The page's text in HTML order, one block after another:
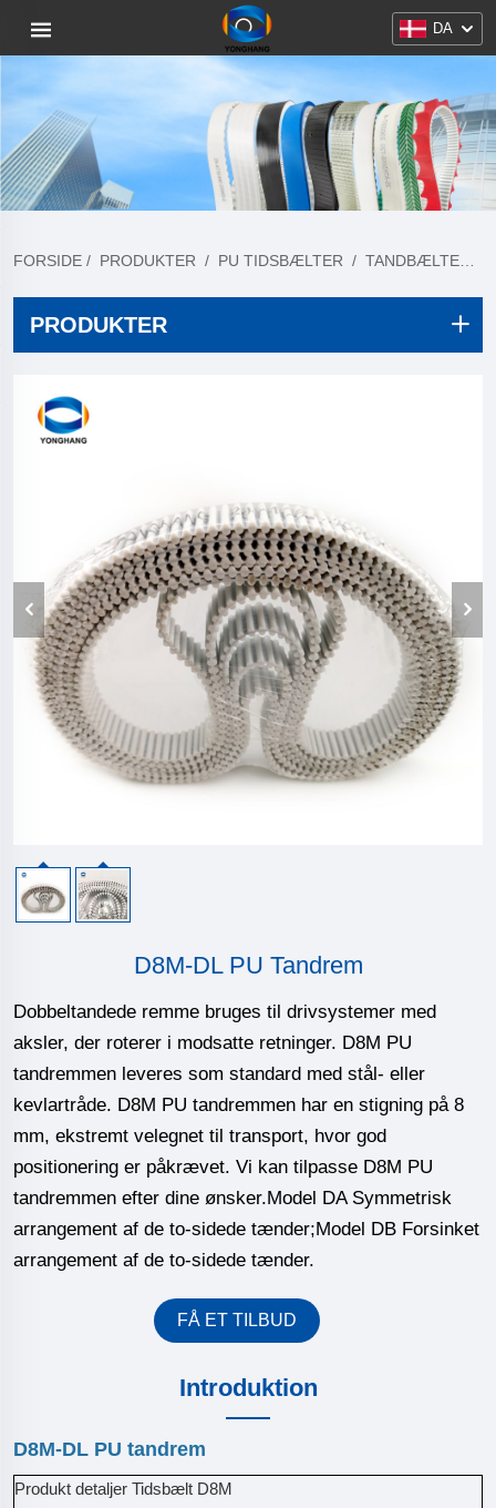
DA
FORSIDE / PRODUKTER / PU TIDSBÆLTER / TANDBÆLTER DOBBELT SIDEDE
PRODUKTER
D8M-DL PU Tandrem
Dobbeltandede remme bruges til drivsystemer med
aksler, der roterer i modsatte retninger. D8M PU
tandremmen leveres som standard med stål- eller
kevlartråde. D8M PU tandremmen har en stigning på 8
mm, ekstremt velegnet til transport, hvor god
positionering er påkrævet. Vi kan tilpasse D8M PU
tandremmen efter dine ønsker.Model DA Symmetrisk
arrangement af de to-sidede tænder;Model DB Forsinket
arrangement af de to-sidede tænder.
FÅ ET TILBUD
Introduktion
D8M-DL PU tandrem
Produkt detaljer Tidsbælt D8M